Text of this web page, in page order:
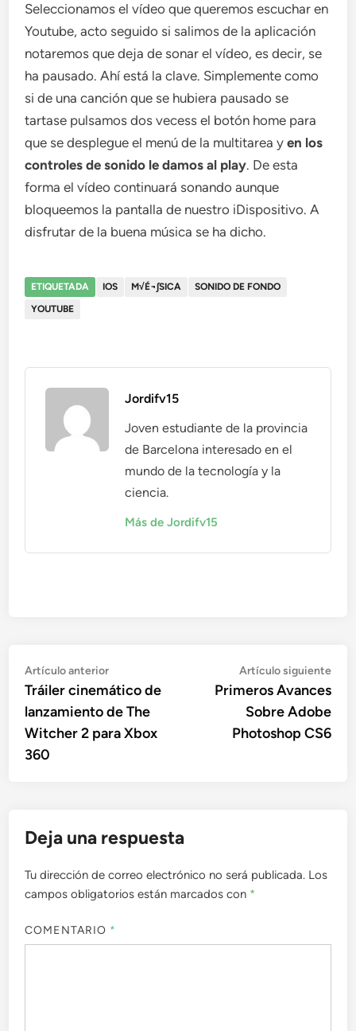
Seleccionamos el vídeo que queremos escuchar en
Youtube, acto seguido si salimos de la aplicación
notaremos que deja de sonar el vídeo, es decir, se
ha pausado. Ahí está la clave. Simplemente como
si de una canción que se hubiera pausado se
tartase pulsamos dos vecess el botón home para
que se desplegue el menú de la multitarea yen los
controles de sonido le damos al play. De esta
forma el vídeo continuará sonando aunque
bloqueemos la pantalla de nuestro iDispositivo. A
disfrutar de la buena música se ha dicho.
ETIQUETADA IOS M√É¬∫SICA
SONIDO DE FONDO
YOUTUBE
Jordifv15
Joven estudiante de la provincia
de Barcelona interesado en el
mundo de la tecnología y la
ciencia.
Más de Jordifv15
Navegación
de
entradas
Artículo anteriorArtículo
anterior:
Tráiler cinemático de
lanzamiento de The
Witcher 2 para Xbox
360
Artículo siguiente
Primeros Avances
Sobre Adobe
Photoshop CS6
Deja una respuesta
Tu dirección de correo electrónico no será publicada. Los
campos obligatorios están marcados con *
COMENTARIO *